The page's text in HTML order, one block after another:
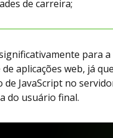
de carreira;
para a
de aplicações web, já
de JavaScript no
do usuário final.